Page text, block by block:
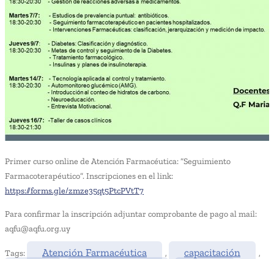
Primer curso online de Atención Farmacéutica: “Seguimiento
Farmacoterapéutico”. Inscripciones en el link:
https://forms.gle/zmze35qt5PtcPVtT7
Para confirmar la inscripción adjuntar comprobante de pago al mail:
aqfu@aqfu.org.uy
Tags: Atención Farmacéutica , capacitación ,